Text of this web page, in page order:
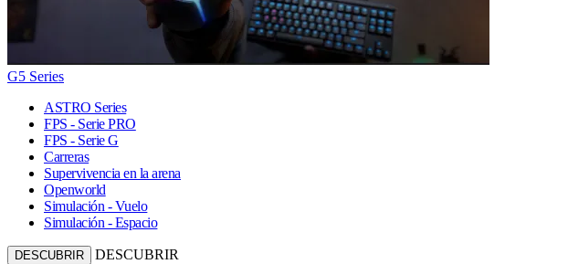
G5 Series
ASTRO Series
FPS - Serie PRO
FPS - Serie G
Carreras
Supervivencia en la arena
Openworld
Simulación - Vuelo
Simulación - Espacio
DESCUBRIR DESCUBRIR